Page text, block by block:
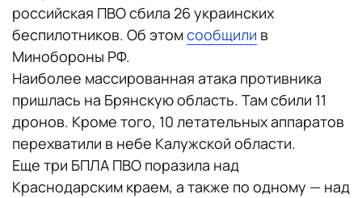
российская ПВО сбила 26 украинских
беспилотников. Об этомсообщили в
Минобороны РФ.
Наиболее массированная атака противника
пришлась на Брянскую область. Там сбили 11
дронов. Кроме того, 10 летательных аппаратов
перехватили в небе Калужской области.
Еще три БПЛА ПВО поразила над
Краснодарским краем, а также по одному — над